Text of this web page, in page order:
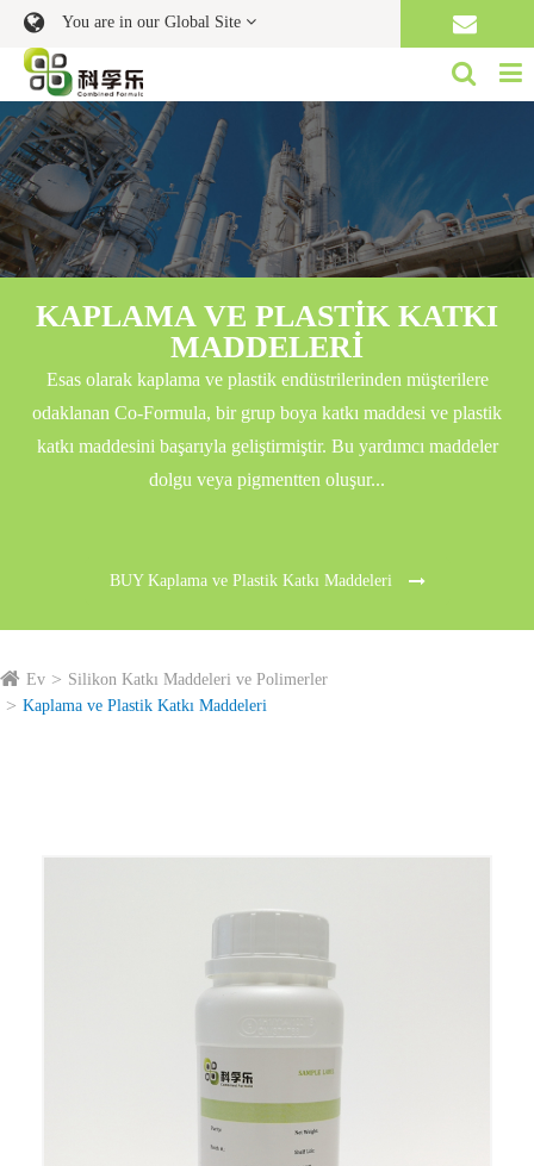
You are in our Global Site
KAPLAMA VE PLASTIK KATKI
MADDELERI
Esas olarak kaplama ve plastik endüstrilerinden müşterilere
odaklanan Co-Formula, bir grup boya katkı maddesi ve plastik
katkı maddesini başarıyla geliştirmiştir. Bu yardımcı maddeler
dolgu veya pigmentten oluşur...
BUY Kaplama ve Plastik Katkı Maddeleri
Ev
Silikon Katkı Maddeleri ve Polimerler
Kaplama ve Plastik Katkı Maddeleri